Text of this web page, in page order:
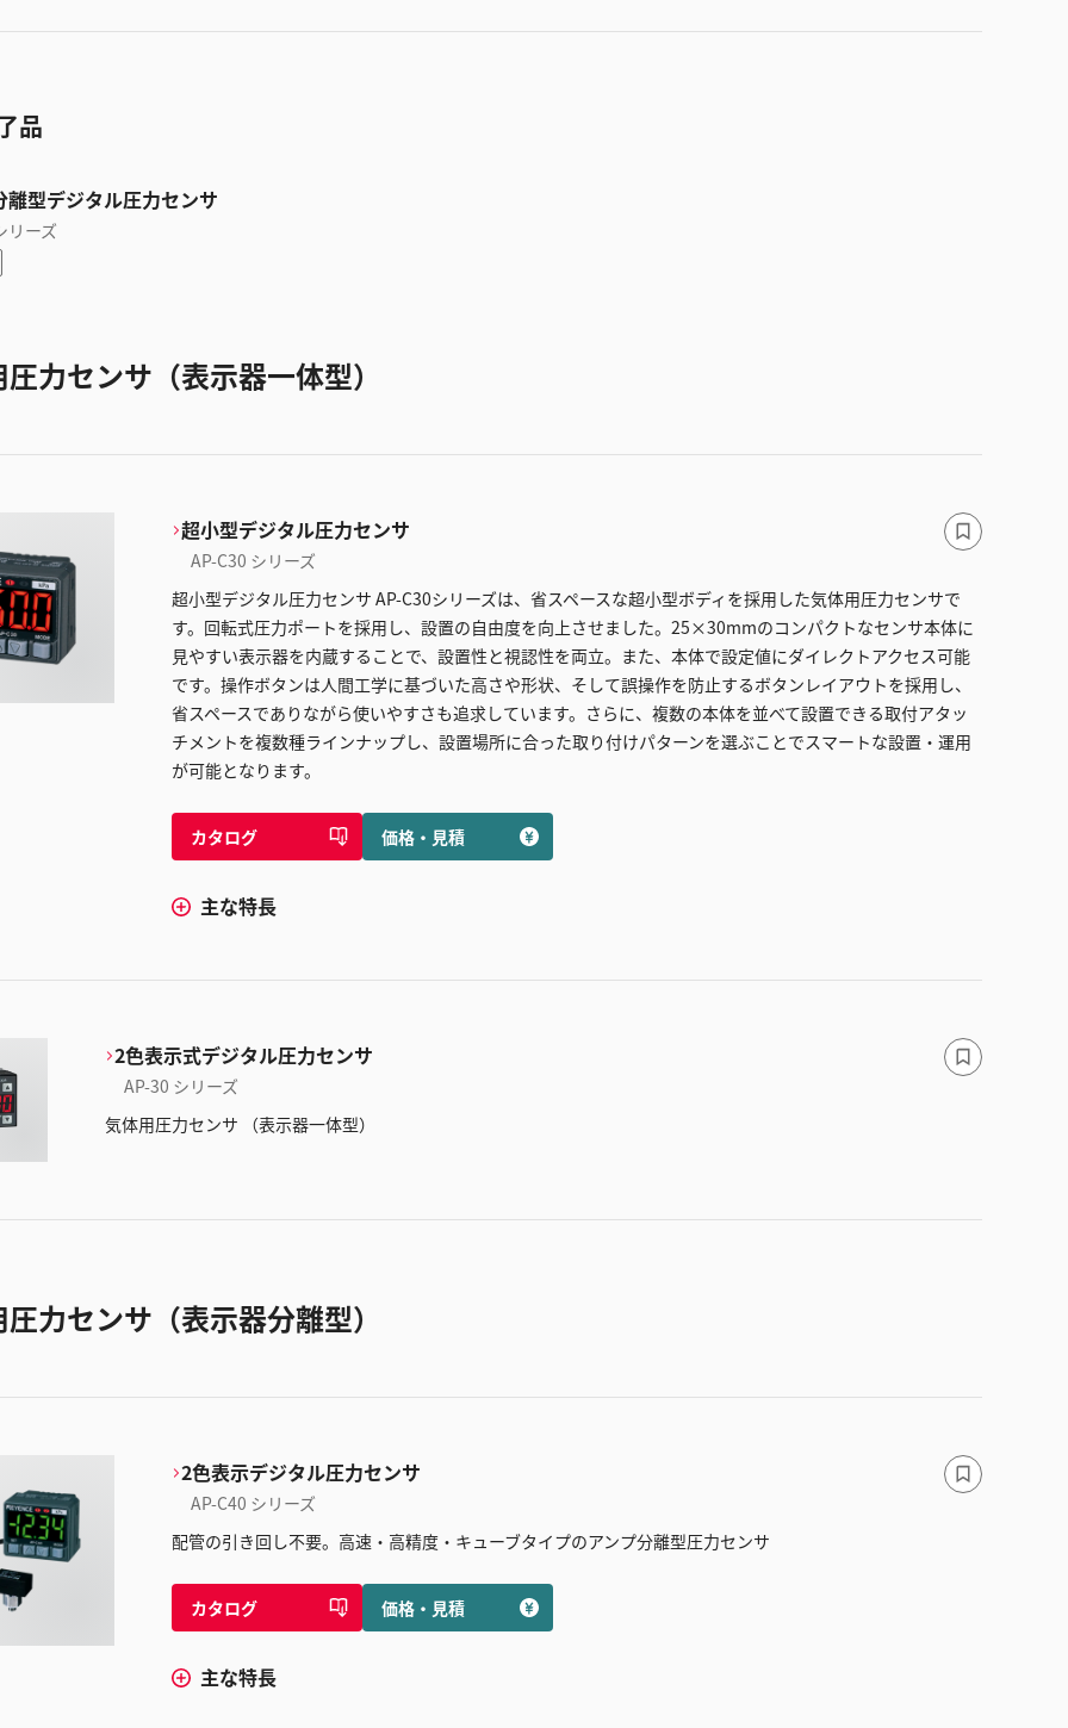
品
離型デジタル圧力センサ
リーズ
力センサ（表示器一体型）
超小型デジタル圧力センサ
AP-C30 シリーズ
超小型デジタル圧力センサ AP-C30シリーズは、省スペースな超小型ボディを採用した気体用圧力センサで
す。回転式圧力ポートを採用し、設置の自由度を向上させました。25×30mmのコンパクトなセンサ本体に
見やすい表示器を内蔵することで、設置性と視認性を両立。また、本体で設定値にダイレクトアクセス可能
です。操作ボタンは人間工学に基づいた高さや形状、そして誤操作を防止するボタンレイアウトを採用し、
省スペースでありながら使いやすさも追求しています。さらに、複数の本体を並べて設置できる取付アタッ
チメントを複数種ラインナップし、設置場所に合った取り付けパターンを選ぶことでスマートな設置・運用
が可能となります。
カタログ 価格・見積
主な特長
2色表示式デジタル圧力センサ
AP-30 シリーズ
気体用圧力センサ （表示器一体型）
力センサ（表示器分離型）
2色表示デジタル圧力センサ
AP-C40 シリーズ
配管の引き回し不要。高速・高精度・キューブタイプのアンプ分離型圧力センサ
カタログ 価格・見積
主な特長